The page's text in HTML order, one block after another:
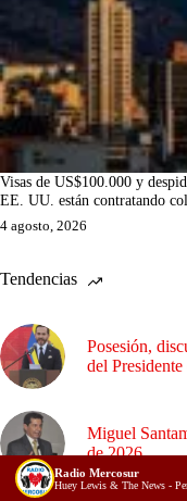
Visas de US$100.000 y
EE. UU. están contratando
4 agosto, 2026
Tendencias
Posesión,
del
Miguel
de 2026
Radio Mercosur
Huey Lewis & The News -